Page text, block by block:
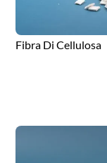
Fibra Di Cellulosa